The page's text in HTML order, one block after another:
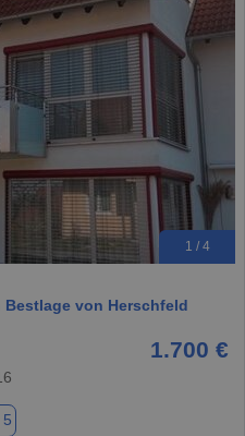
1 / 4
von Herschfeld
1.700 €